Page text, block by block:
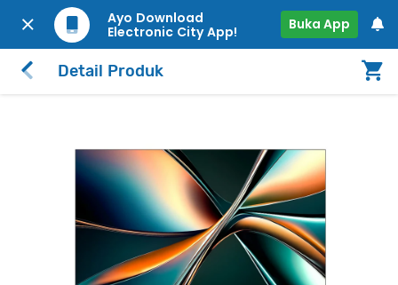
Ayo Download
Electronic City App!
Buka App
Detail Produk